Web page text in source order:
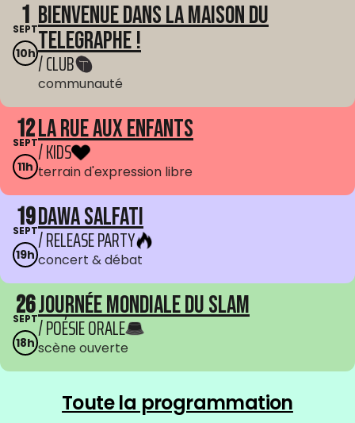
1
SEPT
10h
Bienvenue dans La Maison du
Telegraphe !
/ CLUB
communauté
12
SEPT
11h
La Rue aux enfants
/ KIDS
terrain d'expression libre
19
SEPT
19h
Dawa Salfati
/ RELEASE PARTY
concert & débat
26
SEPT
18h
Journée mondiale du Slam
/ POÉSIE ORALE
scène ouverte
Toute la programmation